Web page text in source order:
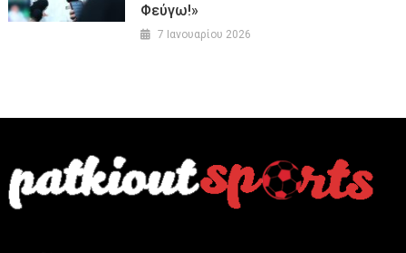
Φεύγω!»
7 Ιανουαρίου 2026